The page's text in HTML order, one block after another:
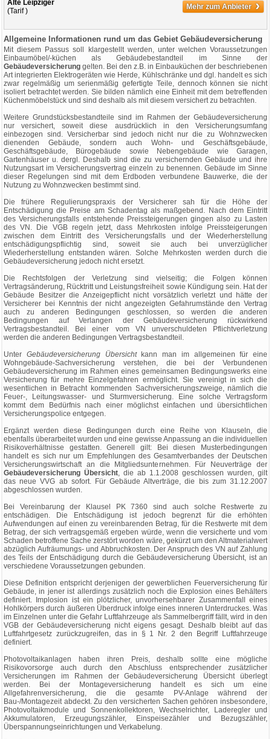
Alte Leipziger
(Tarif )
Mehr zum Anbieter ›
Allgemeine Informationen rund um das Gebiet Gebäudeversicherung
Mit diesem Passus soll klargestellt werden, unter welchen Voraussetzungen
Einbaumöbel/-küchen als Gebäudebestandteil im Sinne der
Gebäudeversicherung gelten. Bei den z.B. in Einbauküchen der beschriebenen
Art integrierten Elektrogeräten wie Herde, Kühlschränke und dgl. handelt es sich
zwar regelmäßig um serienmäßig gefertigte Teile, dennoch können sie nicht
isoliert betrachtet werden. Sie bilden nämlich eine Einheit mit dem betreffenden
Küchenmöbelstück und sind deshalb als mit diesem versichert zu betrachten.
Weitere Grundstücksbestandteile sind im Rahmen der Gebäudeversicherung
nur versichert, soweit diese ausdrücklich in den Versicherungsumfang
einbezogen sind. Versicherbar sind jedoch nicht nur die zu Wohnzwecken
dienenden Gebäude, sondern auch Wohn- und Geschäftsgebäude,
Geschäftsgebäude, Bürogebäude sowie Nebengebäude wie Garagen,
Gartenhäuser u. dergl. Deshalb sind die zu versichernden Gebäude und ihre
Nutzungsart im Versicherungsvertrag einzeln zu benennen. Gebäude im Sinne
dieser Regelungen sind mit dem Erdboden verbundene Bauwerke, die der
Nutzung zu Wohnzwecken bestimmt sind.
Die frühere Regulierungspraxis der Versicherer sah für die Höhe der
Entschädigung die Preise am Schadentag als maßgebend. Nach dem Eintritt
des Versicherungsfalls entstehende Preissteigerungen gingen also zu Lasten
des VN. Die VGB regeln jetzt, dass Mehrkosten infolge Preissteigerungen
zwischen dem Eintritt des Versicherungsfalls und der Wiederherstellung
entschädigungspflichtig sind, soweit sie auch bei unverzüglicher
Wiederherstellung entstanden wären. Solche Mehrkosten werden durch die
Gebäudeversicherung jedoch nicht ersetzt.
Die Rechtsfolgen der Verletzung sind vielseitig; die Folgen können
Vertragsänderung, Rücktritt und Leistungsfreiheit sowie Kündigung sein. Hat der
Gebäude Besitzer die Anzeigepflicht nicht vorsätzlich verletzt und hätte der
Versicherer bei Kenntnis der nicht angezeigten Gefahrumstände den Vertrag
auch zu anderen Bedingungen geschlossen, so werden die anderen
Bedingungen auf Verlangen der Gebäudeversicherung rückwirkend
Vertragsbestandteil. Bei einer vom VN unverschuldeten Pflichtverletzung
werden die anderen Bedingungen Vertragsbestandteil.
Unter Gebäudeversicherung Übersichtkann man im allgemeinen für eine
Wohngebäude-Sachversicherung verstehen, die bei der Verbundenen
Gebäudeversicherung im Rahmen eines gemeinsamen Bedingungswerks eine
Versicherung für mehre Einzelgefahren ermöglicht. Sie vereinigt in sich die
wesentlichen in Betracht kommenden Sachversicherungszweige, nämlich die
Feuer-, Leitungswasser- und Sturmversicherung. Eine solche Vertragsform
kommt dem Bedürfnis nach einer möglichst einfachen und übersichtlichen
Versicherungspolice entgegen.
Ergänzt werden diese Bedingungen durch eine Reihe von Klauseln, die
ebenfalls überarbeitet wurden und eine gewisse Anpassung an die individuellen
Risikoverhältnisse gestatten. Generell gilt: Bei diesen Musterbedingungen
handelt es sich nur um Empfehlungen des Gesamtverbandes der Deutschen
Versicherungswirtschaft an die Mitgliedsunternehmen. Für Neuverträge der
Gebäudeversicherung Übersicht, die ab 1.1.2008 geschlossen wurden, gilt
das neue VVG ab sofort. Für Gebäude Altverträge, die bis zum 31.12.2007
abgeschlossen wurden.
Bei Vereinbarung der Klausel PK 7360 sind auch solche Restwerte zu
entschädigen. Die Entschädigung ist jedoch begrenzt für die erhöhten
Aufwendungen auf einen zu vereinbarenden Betrag, für die Restwerte mit dem
Betrag, der sich vertragsgemäß ergeben würde, wenn die versicherte und vom
Schaden betroffene Sache zerstört worden wäre, gekürzt um den Altmaterialwert
abzüglich Aufräumungs- und Abbruchkosten. Der Anspruch des VN auf Zahlung
des Teils der Entschädigung durch die Gebäudeversicherung Übersicht, ist an
verschiedene Voraussetzungen gebunden.
Diese Definition entspricht derjenigen der gewerblichen Feuerversicherung für
Gebäude, in jener ist allerdings zusätzlich noch die Explosion eines Behälters
definiert. Implosion ist ein plötzlicher, unvorhersehbarer Zusammenfall eines
Hohlkörpers durch äußeren Überdruck infolge eines inneren Unterdruckes. Was
im Einzelnen unter die Gefahr Luftfahrzeuge als Sammelbergriff fällt, wird in den
VGB der Gebäudeversicherung nicht eigens gesagt. Deshalb bleibt auf das
Luftfahrtgesetz zurückzugreifen, das in § 1 Nr. 2 den Begriff Luftfahrzeuge
definiert.
Photovoltaikanlagen haben ihren Preis, deshalb sollte eine mögliche
Risikovorsorge auch durch den Abschluss entsprechender zusätzlicher
Versicherungen im Rahmen der Gebäudeversicherung Übersicht überlegt
werden. Bei der Montageversicherung handelt es sich um eine
Allgefahrenversicherung, die die gesamte PV-Anlage während der
Bau-/Montagezeit abdeckt. Zu den versicherten Sachen gehören insbesondere,
Photovoltaikmodule und Sonnenkollektoren, Wechselrichter, Laderegler und
Akkumulatoren, Erzeugungszähler, Einspeisezähler und Bezugszähler,
Überspannungseinrichtungen und Verkabelung.